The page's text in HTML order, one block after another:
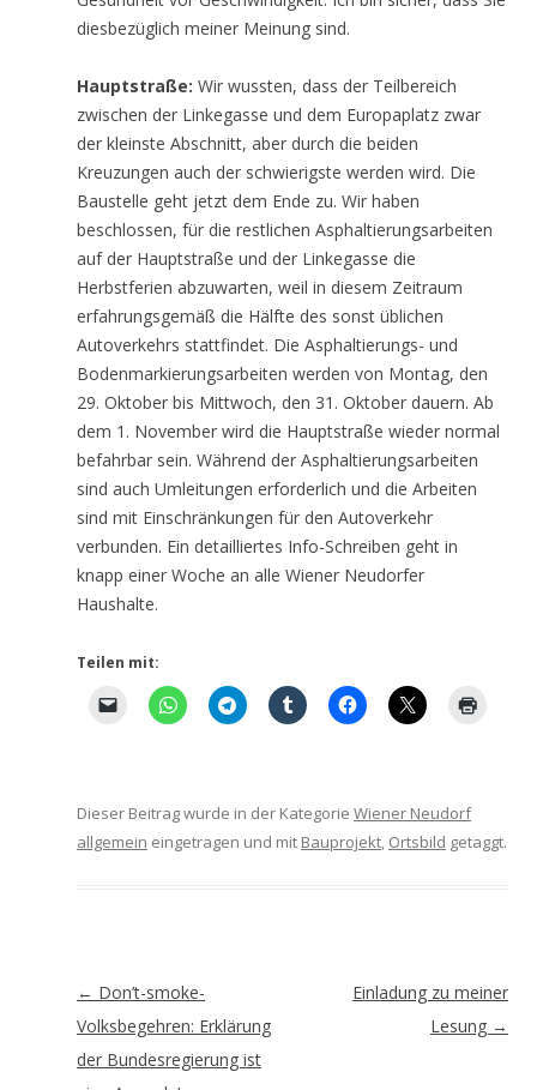
diesbezüglich meiner Meinung sind.
Hauptstraße: Wir wussten, dass der Teilbereich
zwischen der Linkegasse und dem Europaplatz zwar
der kleinste Abschnitt, aber durch die beiden
Kreuzungen auch der schwierigste werden wird. Die
Baustelle geht jetzt dem Ende zu. Wir haben
beschlossen, für die restlichen Asphaltierungsarbeiten
auf der Hauptstraße und der Linkegasse die
Herbstferien abzuwarten, weil in diesem Zeitraum
erfahrungsgemäß die Hälfte des sonst üblichen
Autoverkehrs stattfindet. Die Asphaltierungs- und
Bodenmarkierungsarbeiten werden von Montag, den
29. Oktober bis Mittwoch, den 31. Oktober dauern. Ab
dem 1. November wird die Hauptstraße wieder normal
befahrbar sein. Während der Asphaltierungsarbeiten
sind auch Umleitungen erforderlich und die Arbeiten
sind mit Einschränkungen für den Autoverkehr
verbunden. Ein detailliertes Info-Schreiben geht in
knapp einer Woche an alle Wiener Neudorfer
Haushalte.
Teilen mit:
Dieser Beitrag wurde in der Kategorie Wiener Neudorf
allgemein eingetragen und mit Bauprojekt, Ortsbild getaggt.
Artikel-
Navigation
← Don’t-smoke-
Volksbegehren: Erklärung
der Bundesregierung ist
Einladung zu meiner
Lesung →